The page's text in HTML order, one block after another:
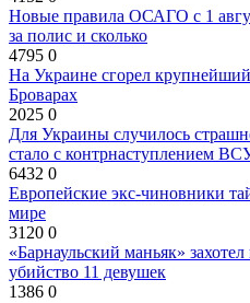
Новые правила ОСАГО с 1
за полис и сколько
4795 0
На Украине сгорел
Броварах
2025 0
Для Украины случилось
стало с контрнаступлением
6432 0
Европейские экс-чиновники
мире
3120 0
«Барнаульский маньяк»
убийство 11 девушек
1386 0